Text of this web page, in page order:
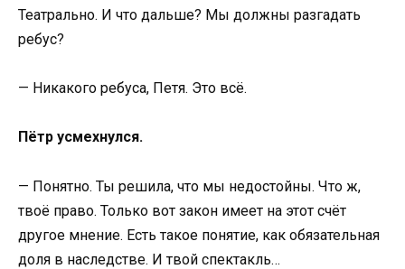
Театрально. И что дальше? Мы должны разгадать
ребус?
— Никакого ребуса, Петя. Это всё.
Пётр усмехнулся.
— Понятно. Ты решила, что мы недостойны. Что ж,
твоё право. Только вот закон имеет на этот счёт
другое мнение. Есть такое понятие, как обязательная
доля в наследстве. И твой спектакль…